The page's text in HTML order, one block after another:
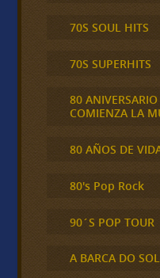
70S SOUL HITS
70S SUPERHITS
80
COMIENZA LA
80 AÑOS DE
80's Pop Rock
90´S POP TOUR
A BARCA DO SOL